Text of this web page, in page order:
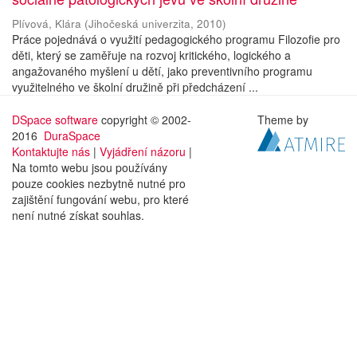
Plívová, Klára (Jihočeská univerzita, 2010)
Práce pojednává o využití pedagogického programu Filozofie pro
děti, který se zaměřuje na rozvoj kritického, logického a
angažovaného myšlení u dětí, jako preventivního programu
využitelného ve školní družině při předcházení ...
DSpace software copyright © 2002-
2016 DuraSpace
Kontaktujte nás | Vyjádření názoru |
Na tomto webu jsou používány
pouze cookies nezbytně nutné pro
zajištění fungování webu, pro které
není nutné získat souhlas.
Theme by